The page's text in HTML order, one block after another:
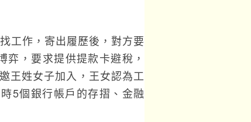
工作，寄出履歷後，對方要
，要求提供提款卡避稅，
王姓女子加入，王女認為工
5個銀行帳戶的存摺、金融